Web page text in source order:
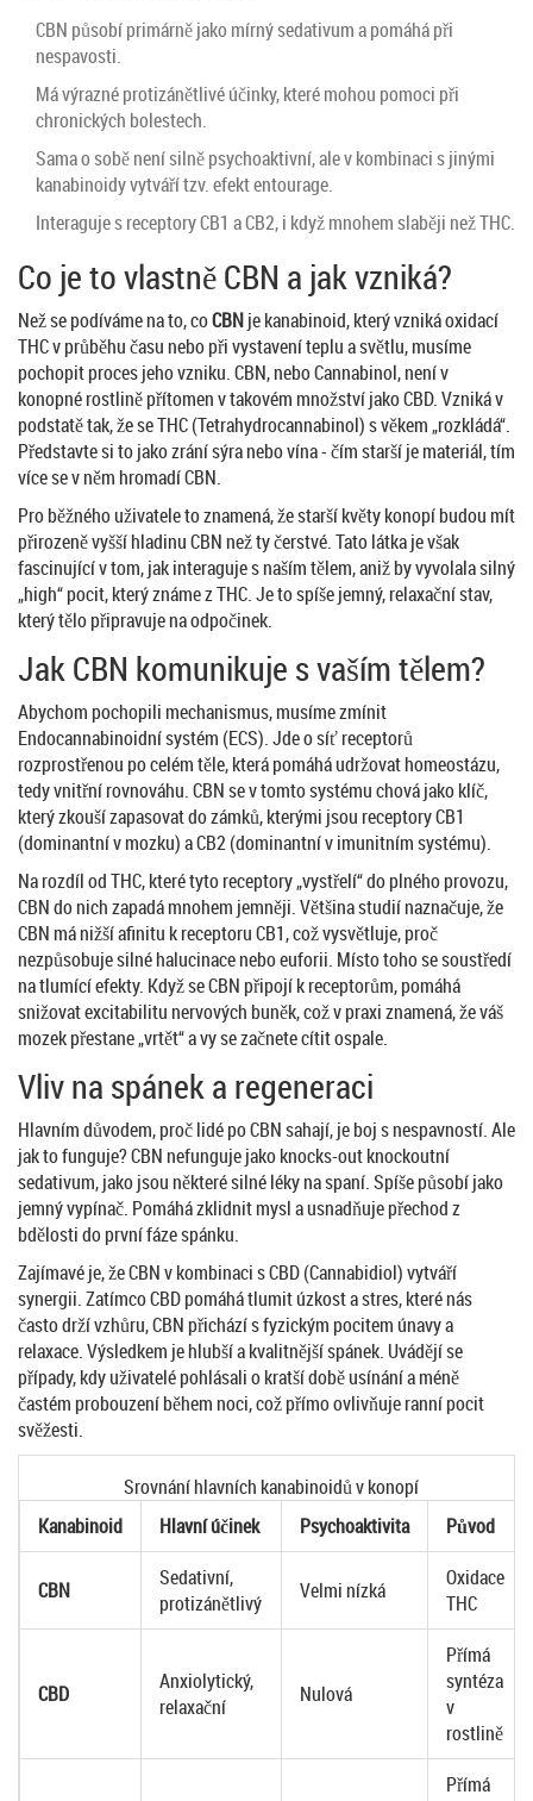
CBN působí primárně jako mírný sedativum a pomáhá při
nespavosti.
Má výrazné protizánětlivé účinky, které mohou pomoci při
chronických bolestech.
Sama o sobě není silně psychoaktivní, ale v kombinaci s jinými
kanabinoidy vytváří tzv. efekt entourage.
Interaguje s receptory CB1 a CB2, i když mnohem slaběji než THC.
Co je to vlastně CBN a jak vzniká?
Než se podíváme na to, coCBNjekanabinoid, který vzniká oxidací
THC v průběhu času nebo při vystavení teplu a světlu, musíme
pochopit proces jeho vzniku. CBN, nebo Cannabinol, není v
konopné rostlině přítomen v takovém množství jako CBD. Vzniká v
podstatě tak, že seTHC(Tetrahydrocannabinol) s věkem „rozkládá“.
Představte si to jako zrání sýra nebo vína - čím starší je materiál, tím
více se v něm hromadí CBN.
Pro běžného uživatele to znamená, že starší květy konopí budou mít
přirozeně vyšší hladinu CBN než ty čerstvé. Tato látka je však
fascinující v tom, jak interaguje s naším tělem, aniž by vyvolala silný
„high“ pocit, který známe z THC. Je to spíše jemný, relaxační stav,
který tělo připravuje na odpočinek.
Jak CBN komunikuje s vaším tělem?
Abychom pochopili mechanismus, musíme zmínit
Endocannabinoidní systém (ECS). Jde o síť receptorů
rozprostřenou po celém těle, která pomáhá udržovat homeostázu,
tedy vnitřní rovnováhu. CBN se v tomto systému chová jako klíč,
který zkouší zapasovat do zámků, kterými jsou receptoryCB1
(dominantní v mozku) aCB2(dominantní v imunitním systému).
Na rozdíl od THC, které tyto receptory „vystřelí“ do plného provozu,
CBN do nich zapadá mnohem jemněji. Většina studií naznačuje, že
CBN má nižší afinitu k receptoru CB1, což vysvětluje, proč
nezpůsobuje silné halucinace nebo euforii. Místo toho se soustředí
na tlumící efekty. Když se CBN připojí k receptorům, pomáhá
snižovat excitabilitu nervových buněk, což v praxi znamená, že váš
mozek přestane „vrtět“ a vy se začnete cítit ospale.
Vliv na spánek a regeneraci
Hlavním důvodem, proč lidé po CBN sahají, je boj s nespavností. Ale
jak to funguje? CBN nefunguje jako knocks-out knockoutní
sedativum, jako jsou některé silné léky na spaní. Spíše působí jako
jemný vypínač. Pomáhá zklidnit mysl a usnadňuje přechod z
bdělosti do první fáze spánku.
Zajímavé je, že CBN v kombinaci sCBD(Cannabidiol) vytváří
synergii. Zatímco CBD pomáhá tlumit úzkost a stres, které nás
často drží vzhůru, CBN přichází s fyzickým pocitem únavy a
relaxace. Výsledkem je hlubší a kvalitnější spánek. Uvádějí se
případy, kdy uživatelé pohlásali o kratší době usínání a méně
častém probouzení během noci, což přímo ovlivňuje ranní pocit
svěžesti.
Srovnání hlavních kanabinoidů v konopí
Kanabinoid
Hlavní účinek Psychoaktivita Původ
CBN
Sedativní,
protizánětlivý
Velmi nízká
Oxidace
THC
CBD
Anxiolytický,
relaxační
Nulová
Přímá
syntéza
v
rostlině
Přímá